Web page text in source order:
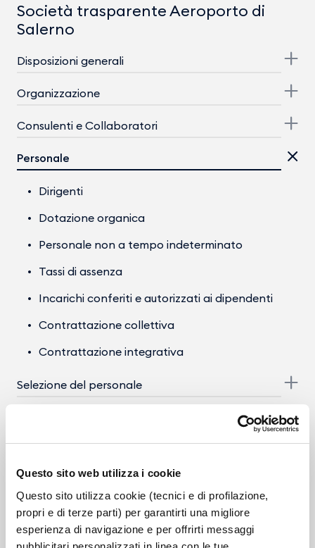
Questo sito web utilizza i cookie
Questo sito utilizza cookie (tecnici e di profilazione,
propri e di terze parti) per garantirti una migliore
esperienza di navigazione e per offrirti messaggi
Società trasparente Aeroporto di
Salerno
Disposizioni generali
Organizzazione
Consulenti e Collaboratori
Personale
Dirigenti
Dotazione organica
Personale non a tempo indeterminato
Tassi di assenza
Incarichi conferiti e autorizzati ai dipendenti
Contrattazione collettiva
Contrattazione integrativa
Selezione del personale
Controlli sulle imprese
Bandi di gara e contratti